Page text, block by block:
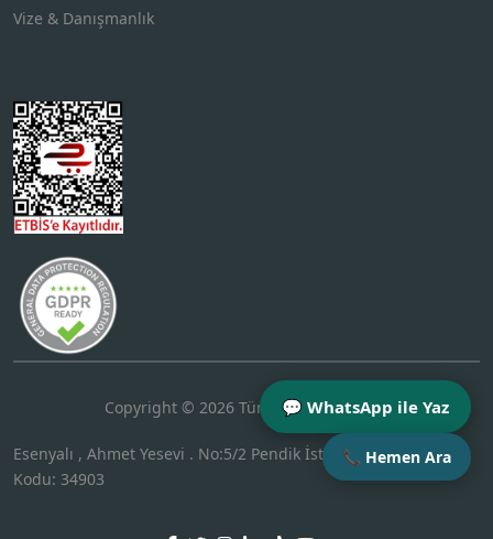
💬 WhatsApp ile Yaz
📞 Hemen Ara
Vize & Danışmanlık
Copyright © 2026 Tüm Hakları Saklıdır.
Esenyalı , Ahmet Yesevi . No:5/2 Pendik İstanbul Türkiye Posta
Kodu: 34903